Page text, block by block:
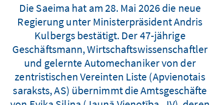
Die Saeima hat am 28. Mai 2026 die neue
Regierung unter Ministerpräsident Andris
Kulbergs bestätigt. Der 47-jährige
Geschäftsmann, Wirtschaftswissenschaftler
und gelernte Automechaniker von der
zentristischen Vereinten Liste (Apvienotais
saraksts, AS) übernimmt die Amtsgeschäfte